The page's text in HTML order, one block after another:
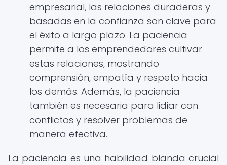
empresarial, las relaciones duraderas y
basadas en la confianza son clave para
el éxito a largo plazo. La paciencia
permite a los emprendedores cultivar
estas relaciones, mostrando
comprensión, empatía y respeto hacia
los demás. Además, la paciencia
también es necesaria para lidiar con
conflictos y resolver problemas de
manera efectiva.
La paciencia es una habilidad blanda crucial